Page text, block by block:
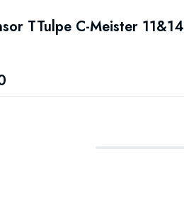
TTulpe C-Meister 11&14